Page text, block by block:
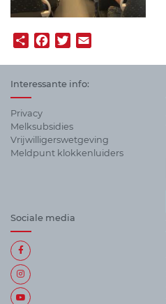
ShareFacebook
Twitter
Interessante info:
Privacy
Melksubsidies
Vrijwilligerswetgeving
Meldpunt klokkenluiders
Sociale media